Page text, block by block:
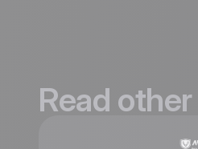
Read other